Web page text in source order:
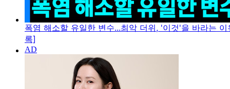
폭염 해소할 유일한 변수...최악 더위, '이것'을 바라는
록]